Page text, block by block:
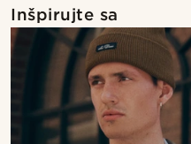
Inšpirujte sa